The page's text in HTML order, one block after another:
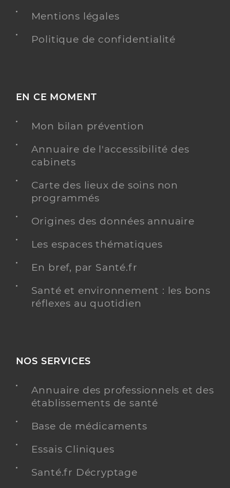
Mentions légales
Politique de confidentialité
EN CE MOMENT
Mon bilan prévention
Annuaire de l'accessibilité des
cabinets
Carte des lieux de soins non
programmés
Origines des données annuaire
Les espaces thématiques
En bref, par Santé.fr
Santé et environnement : les bons
réflexes au quotidien
NOS SERVICES
Annuaire des professionnels et des
établissements de santé
Base de médicaments
Essais Cliniques
Santé.fr Décryptage